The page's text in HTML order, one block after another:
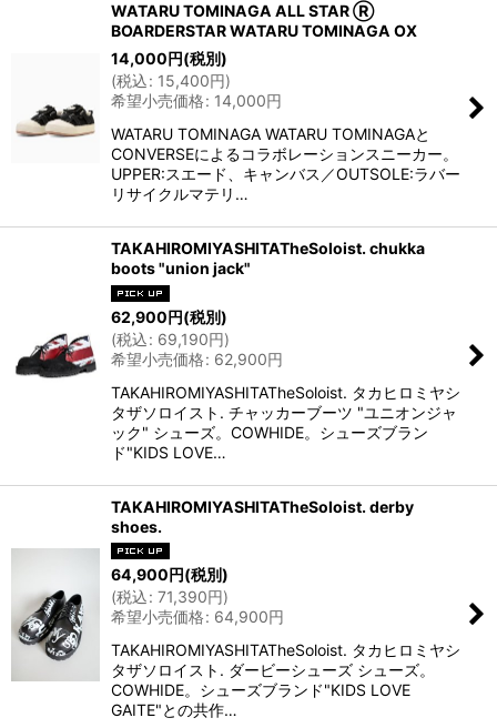
WATARU TOMINAGA ALL STAR Ⓡ
BOARDERSTAR WATARU TOMINAGA OX
14,000円(税別)
(税込: 15,400円)
希望小売価格: 14,000円
WATARU TOMINAGA WATARU TOMINAGAと
CONVERSEによるコラボレーションスニーカー。
UPPER:スエード、キャンバス／OUTSOLE:ラバー
リサイクルマテリ…
TAKAHIROMIYASHITATheSoloist. chukka
boots "union jack"
62,900円(税別)
(税込: 69,190円)
希望小売価格: 62,900円
TAKAHIROMIYASHITATheSoloist. タカヒロミヤシ
タザソロイスト. チャッカーブーツ "ユニオンジャ
ック" シューズ。COWHIDE。シューズブラン
ド"KIDS LOVE…
TAKAHIROMIYASHITATheSoloist. derby
shoes.
64,900円(税別)
(税込: 71,390円)
希望小売価格: 64,900円
TAKAHIROMIYASHITATheSoloist. タカヒロミヤシ
タザソロイスト. ダービーシューズ シューズ。
COWHIDE。シューズブランド"KIDS LOVE
GAITE"との共作…